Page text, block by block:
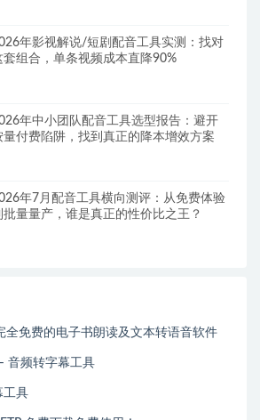
年影视解说/短剧配音工具实测：找对
套组合，单条视频成本直降90%
年中小团队配音工具选型报告：避开
量付费陷阱，找到真正的降本增效方案
年7月配音工具横向测评：从免费体验
批量量产，谁是真正的性价比之王？
全免费的电子书朗读及文本转语音软件
音频转字幕工具
工具